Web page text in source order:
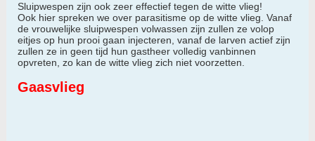
Sluipwespen zijn ook zeer effectief tegen de witte vlieg!
Ook hier spreken we over parasitisme op de witte vlieg. Vanaf
de vrouwelijke sluipwespen volwassen zijn zullen ze volop
eitjes op hun prooi gaan injecteren, vanaf de larven actief zijn
zullen ze in geen tijd hun gastheer volledig vanbinnen
opvreten, zo kan de witte vlieg zich niet voorzetten.
Gaasvlieg